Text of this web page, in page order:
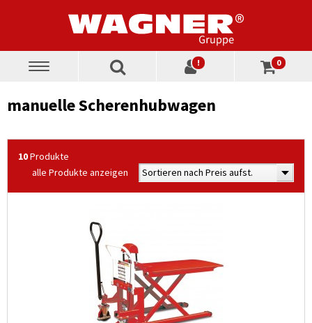
Toggle
! 0
manuelle Scherenhubwagen
10Produkte
Sortieren nach Preis aufst.
alle Produkte anzeigen